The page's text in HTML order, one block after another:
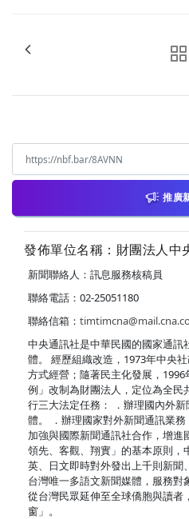
推廣
發佈單位名稱：財團法人中
新聞聯絡人：訊息服務核稿員
聯絡電話：02-25051180
聯絡信箱：
中央通訊社是中華民國的國家通
體。 經歷組織改造，1973年中央
方式經營；隨著民主化發展，
例」改制為財團法人，定位為全
行三大法定任務： ．辦理國內外
體。 ．辦理國家對外新聞通訊業
加強與國際新聞通訊社合作，增進
領先、客觀、翔實」的基本原則，
英、日文即時對外發出上千則新聞
台灣唯一多語文新聞媒體，服務對
從台灣民眾延伸至全球僑胞與讀者
窗」。